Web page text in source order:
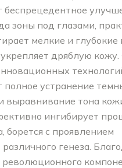
беспрецедентное
зоны под глазами,
мелкие и
дряблую кожу.
полное устранение
выравнивание тона
ингибирует
борется с проявлением
генеза.